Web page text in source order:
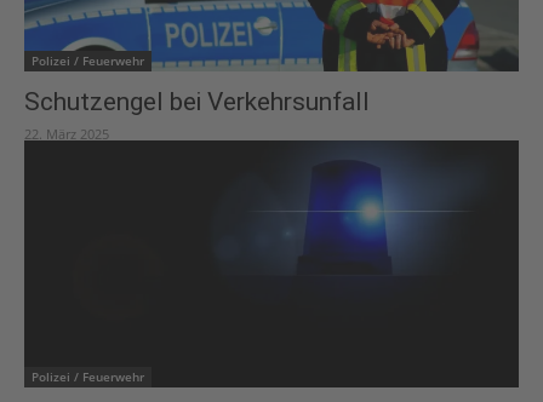
Polizei / Feuerwehr
Schutzengel bei Verkehrsunfall
22. März 2025
Polizei / Feuerwehr